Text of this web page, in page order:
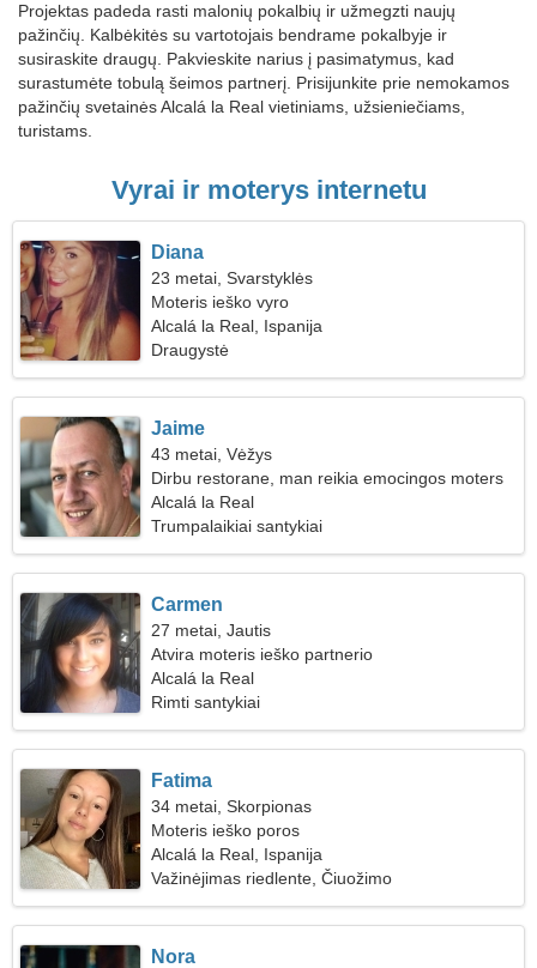
Projektas padeda rasti malonių pokalbių ir užmegzti naujų
pažinčių. Kalbėkitės su vartotojais bendrame pokalbyje ir
susiraskite draugų. Pakvieskite narius į pasimatymus, kad
surastumėte tobulą šeimos partnerį. Prisijunkite prie nemokamos
pažinčių svetainės Alcalá la Real vietiniams, užsieniečiams,
turistams.
Vyrai ir moterys internetu
Diana
23 metai, Svarstyklės
Moteris ieško vyro
Alcalá la Real, Ispanija
Draugystė
Jaime
43 metai, Vėžys
Dirbu restorane, man reikia emocingos moters
Alcalá la Real
Trumpalaikiai santykiai
Carmen
27 metai, Jautis
Atvira moteris ieško partnerio
Alcalá la Real
Rimti santykiai
Fatima
34 metai, Skorpionas
Moteris ieško poros
Alcalá la Real, Ispanija
Važinėjimas riedlente, Čiuožimo
Nora